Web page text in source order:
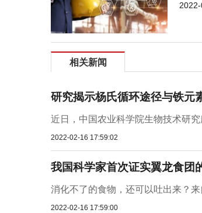
相关新闻
研究揭示杨氏循环途径与铁元
近日，中国农业科学院生物技术研
2022-02-16 17:59:02
我国科学家首次证实翼龙食团
消化不了的食物，还可以吐出来？
2022-02-16 17:59:00